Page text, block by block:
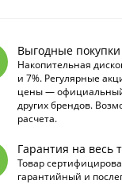
Выгодные покупки
Накопительная
и 7%. Регулярные
цены —
других брендов.
расчета.
Гарантия на весь
Товар
гарантийный и